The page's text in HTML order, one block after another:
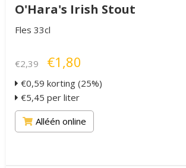
O'Hara's Irish Stout
Fles 33cl
€2,39 €1,80
€0,59 korting (25%)
€5,45 per liter
Alléén online